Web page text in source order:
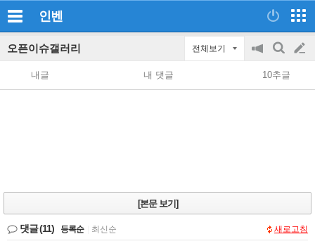
인벤
오픈이슈갤러리 전체보기
공
지
on/off
검
색
글
쓰
내글 내 댓글 10추글
[본문 보기]
댓글(11) 등록순 최신순 새로고침